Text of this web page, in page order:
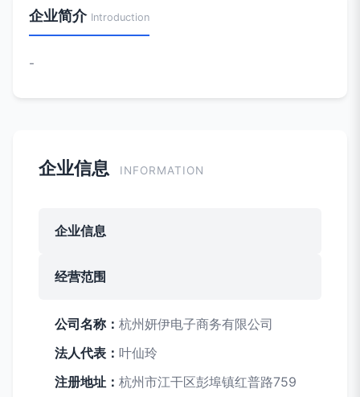
企业简介 Introduction
-
企业信息 INFORMATION
企业信息
经营范围
公司名称： 杭州妍伊电子商务有限公司
法人代表： 叶仙玲
注册地址： 杭州市江干区彭埠镇红普路759